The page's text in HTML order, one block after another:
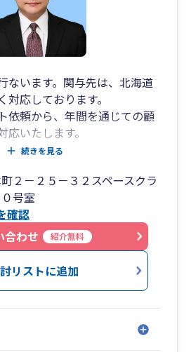
ないます。関与先は、北海道
応しております。
依頼から、年間を通じての顧
いたします。
税務相談・指導を含まない記
トの税務相談を行なう形態な
す。
続きを見る
２－２５－３２スペースクラ
号室
確認
合わせ
紹介無料
リストに追加